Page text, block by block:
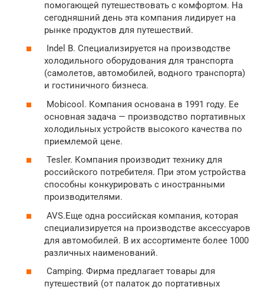
помогающей путешествовать с комфортом. На
сегодняшний день эта компания лидирует на
рынке продуктов для путешествий.
Indel B. Специализируется на производстве
холодильного оборудования для транспорта
(самолетов, автомобилей, водного транспорта)
и гостиничного бизнеса.
Mobicool. Компания основана в 1991 году. Ее
основная задача — производство портативных
холодильных устройств высокого качества по
приемлемой цене.
Tesler. Компания производит технику для
российского потребителя. При этом устройства
способны конкурировать с иностранными
производителями.
AVS.Еще одна российская компания, которая
специализируется на производстве аксессуаров
для автомобилей. В их ассортименте более 1000
различных наименований.
Camping. Фирма предлагает товары для
путешествий (от палаток до портативных